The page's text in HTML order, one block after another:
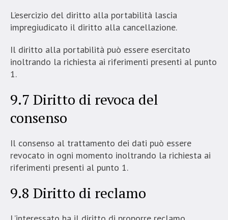
L’esercizio del diritto alla portabilità lascia
impregiudicato il diritto alla cancellazione.
Il diritto alla portabilità può essere esercitato
inoltrando la richiesta ai riferimenti presenti al punto
1.
9.7 Diritto di revoca del
consenso
Il consenso al trattamento dei dati può essere
revocato in ogni momento inoltrando la richiesta ai
riferimenti presenti al punto 1.
9.8 Diritto di reclamo